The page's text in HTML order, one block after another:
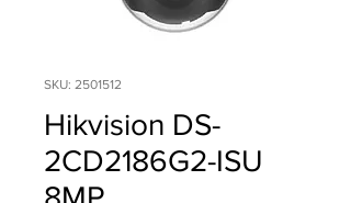
SKU: 2501512
Hikvision DS-
2CD2186G2-ISU